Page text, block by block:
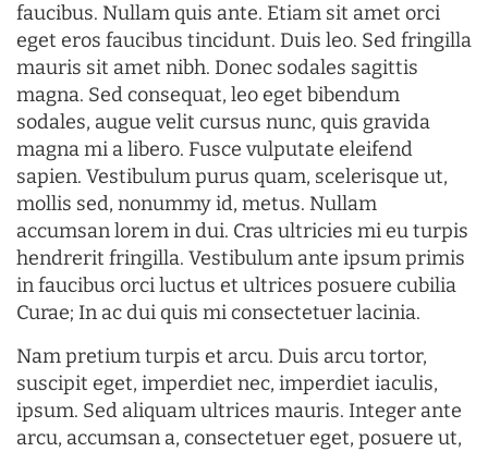
faucibus. Nullam quis ante. Etiam sit amet orci
eget eros faucibus tincidunt. Duis leo. Sed fringilla
mauris sit amet nibh. Donec sodales sagittis
magna. Sed consequat, leo eget bibendum
sodales, augue velit cursus nunc, quis gravida
magna mi a libero. Fusce vulputate eleifend
sapien. Vestibulum purus quam, scelerisque ut,
mollis sed, nonummy id, metus. Nullam
accumsan lorem in dui. Cras ultricies mi eu turpis
hendrerit fringilla. Vestibulum ante ipsum primis
in faucibus orci luctus et ultrices posuere cubilia
Curae; In ac dui quis mi consectetuer lacinia.
Nam pretium turpis et arcu. Duis arcu tortor,
suscipit eget, imperdiet nec, imperdiet iaculis,
ipsum. Sed aliquam ultrices mauris. Integer ante
arcu, accumsan a, consectetuer eget, posuere ut,